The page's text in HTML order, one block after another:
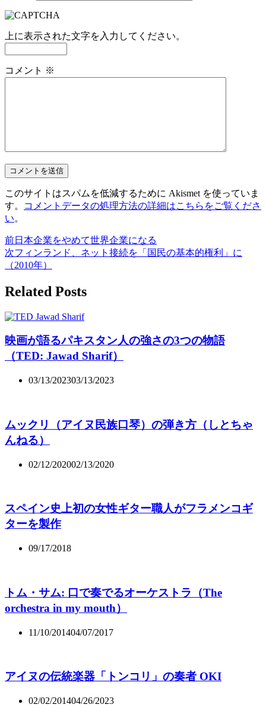
上に表示された文字を入力してください。
コメント ※
このサイトはスパムを低減するために Akismet を使っていま
す。
コメントデータの処理方法の詳細はこちらをご覧くださ
い。
前日本企業をやめて世界企業になる
次フィンランド、ネット接続を「国民の基本的権利」に
（2010年）
Related Posts
映画が語るパキスタン人の強さの3つの物語
（TED: Jawad Sharif）
03/13/202303/13/2023
ムックリ（アイヌ民族口琴）の弾き方（しとちゃ
んねる）
02/12/202002/13/2020
スペイン史上初の女性ギター職人がフラメンコギ
ターを製作
09/17/2018
トム・サム: 口で奏でるオーケストラ（The
orchestra in my mouth）
11/10/201404/07/2017
アイヌの伝統楽器「トンコリ」の奏者 OKI
02/02/201404/26/2023